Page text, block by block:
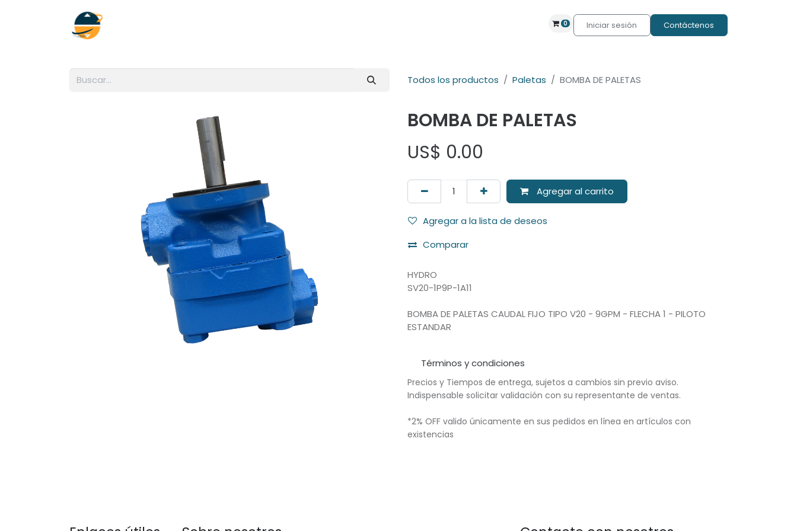
0 Iniciar sesión Contáctenos
Todos los productos Paletas BOMBA DE PALETAS
BOMBA DE PALETAS
US$ 0.00
Agregar al carrito
Agregar a la lista de deseos
Comparar
HYDRO
SV20-1P9P-1A11
BOMBA DE PALETAS CAUDAL FIJO TIPO V20 - 9GPM - FLECHA 1 - PILOTO
ESTANDAR
Términos y condiciones
Precios y Tiempos de entrega, sujetos a cambios sin previo aviso.
Indispensable solicitar validación con su representante de ventas.
*2% OFF valido únicamente en sus pedidos en línea en artículos con
existencias